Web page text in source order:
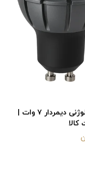
لامپ COB هالوژنی دیمردار 7 وات |